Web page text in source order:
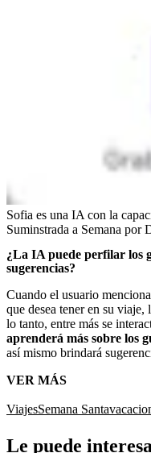
Sofia es una IA con la
Suminstrada a Semana por
¿La IA puede perfilar los
sugerencias?
Cuando el usuario
que desea tener en su
lo tanto, entre más se
aprenderá más sobre los
así mismo brindará
VER MÁS
ViajesSemana Santa
Le puede